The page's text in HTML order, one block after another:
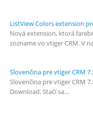
ListView Colors extension
Nová extension, ktorá
zozname vo vtiger CRM. V
Slovenčina pre vtiger CRM
Slovenčina pre vtiger CRM
Download. Stačí sa…